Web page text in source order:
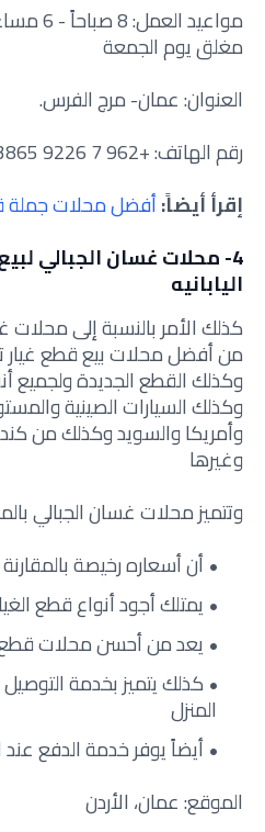
مغلق يوم الجمعة
العنوان: عمان- مرج الفرس.
رقم الهاتف: +962 7 9226 3865.
إقرأ أيضاً:أفضل محلات جملة
4- محلات غسان الجبالي
اليابانيه
كذلك الأمر بالنسبة إلى
من أفضل محلات بيع قطع غيار
وكذلك القطع الجديدة ولجميع
وكذلك السيارات الصينية
وأمريكا والسويد وكذلك من
وغيرها
وتتميز محلات غسان الجبالي
أن أسعاره رخيصة
يمتلك أجود أنواع قطع
يعد من أحسن محلات قطع
كذلك يتميز بخدمة
المنزل
أيضاً يوفر خدمة الدفع عند
الموقع: عمان، الأردن